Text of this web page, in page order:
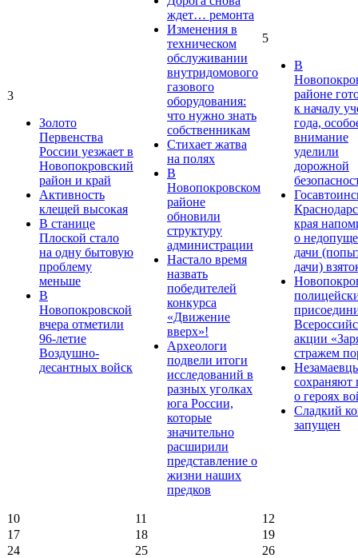
3
Золото
Первенства
России уезжает в
Новопокровский
район и край
Активность
клещей высокая
В станице
Плоской стало
на одну бытовую
проблему
меньше
В
Новопокровской
вчера отметили
96-летие
Воздушно-
десантных войск
ждет… ремонта
Изменения в
техническом
обслуживании
внутридомового
газового
оборудования:
что нужно знать
собственникам
Стихает жатва
на полях
В
Новопокровском
районе
обновили
структуру
администрации
Настало время
назвать
победителей
конкурса
«Движение
вверх»!
Археологи
подвели итоги
исследований в
разных уголках
юга России,
которые
значительно
расширили
представление о
жизни наших
предков
5
В
районе
к началу
года,
внимание
уделили
дорожной
края
о
дачи
дачи)
акции
стражем
сохраняют
о героях
Сладкий
запущен
10 11
12
17
18
19
24
25
26